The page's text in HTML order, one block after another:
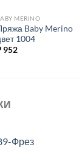
MERINO
Baby Merino
1004
952
Фрез